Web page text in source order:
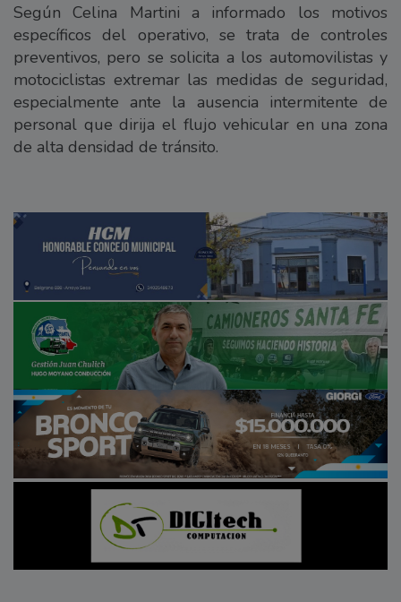
Según Celina Martini a informado los motivos
específicos del operativo, se trata de controles
preventivos, pero se solicita a los automovilistas y
motociclistas extremar las medidas de seguridad,
especialmente ante la ausencia intermitente de
personal que dirija el flujo vehicular en una zona
de alta densidad de tránsito.